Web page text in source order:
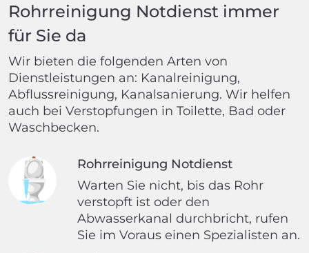
Rohrreinigung Notdienst immer
für Sie da
Wir bieten die folgenden Arten von
Dienstleistungen an: Kanalreinigung,
Abflussreinigung, Kanalsanierung. Wir helfen
auch bei Verstopfungen in Toilette, Bad oder
Waschbecken.
Rohrreinigung Notdienst
Warten Sie nicht, bis das Rohr
verstopft ist oder den
Abwasserkanal durchbricht, rufen
Sie im Voraus einen Spezialisten an.